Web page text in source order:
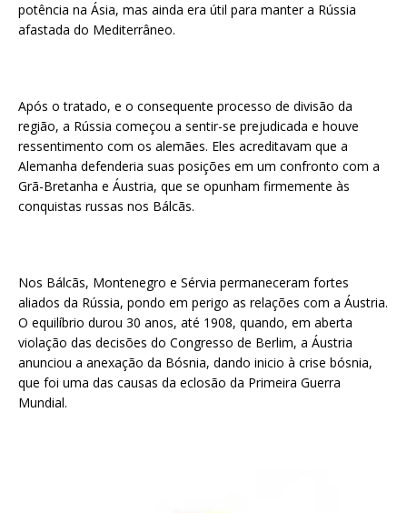
potência na Ásia, mas ainda era útil para manter a Rússia
afastada do Mediterrâneo.
Após o tratado, e o consequente processo de divisão da
região, a Rússia começou a sentir-se prejudicada e houve
ressentimento com os alemães. Eles acreditavam que a
Alemanha defenderia suas posições em um confronto com a
Grã-Bretanha e Áustria, que se opunham firmemente às
conquistas russas nos Bálcãs.
Nos Bálcãs, Montenegro e Sérvia permaneceram fortes
aliados da Rússia, pondo em perigo as relações com a Áustria.
O equilíbrio durou 30 anos, até 1908, quando, em aberta
violação das decisões do Congresso de Berlim, a Áustria
anunciou a anexação da Bósnia, dando inicio à crise bósnia,
que foi uma das causas da eclosão da Primeira Guerra
Mundial.